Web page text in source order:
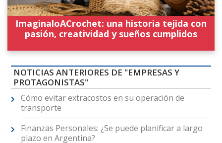
ImaginaloACrochet: una historia tejida con
pasión, creatividad y sueños cumplidos
NOTICIAS ANTERIORES DE "EMPRESAS Y
PROTAGONISTAS"
Cómo evitar extracostos en su operación de
transporte
Finanzas Personales: ¿Se puede planificar a largo
plazo en Argentina?